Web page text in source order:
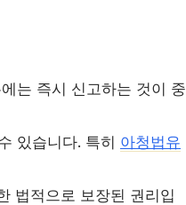
는 즉시 신고하는 것이 중
있습니다. 특히 아청법유
법적으로 보장된 권리입